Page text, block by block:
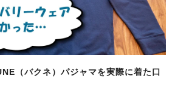
（バクネ）パジャマを実際に着た口